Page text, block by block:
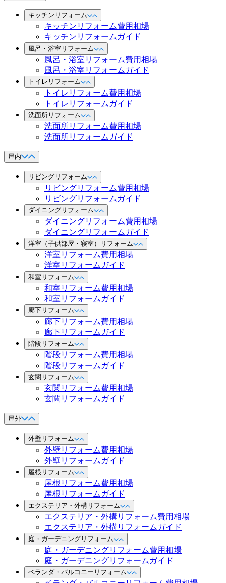
キッチンリフォーム
キッチンリフォーム費用相場
キッチンリフォームガイド
風呂・浴室リフォーム
風呂・浴室リフォーム費用相場
風呂・浴室リフォームガイド
トイレリフォーム
トイレリフォーム費用相場
トイレリフォームガイド
洗面所リフォーム
洗面所リフォーム費用相場
洗面所リフォームガイド
屋内
リビングリフォーム
リビングリフォーム費用相場
リビングリフォームガイド
ダイニングリフォーム
ダイニングリフォーム費用相場
ダイニングリフォームガイド
洋室（子供部屋・寝室）リフォーム
洋室リフォーム費用相場
洋室リフォームガイド
和室リフォーム
和室リフォーム費用相場
和室リフォームガイド
廊下リフォーム
廊下リフォーム費用相場
廊下リフォームガイド
階段リフォーム
階段リフォーム費用相場
階段リフォームガイド
玄関リフォーム
玄関リフォーム費用相場
玄関リフォームガイド
屋外
外壁リフォーム
外壁リフォーム費用相場
外壁リフォームガイド
屋根リフォーム
屋根リフォーム費用相場
屋根リフォームガイド
エクステリア・外構リフォーム
エクステリア・外構リフォーム費用相場
エクステリア・外構リフォームガイド
庭・ガーデニングリフォーム
庭・ガーデニングリフォーム費用相場
庭・ガーデニングリフォームガイド
ベランダ・バルコニーリフォーム